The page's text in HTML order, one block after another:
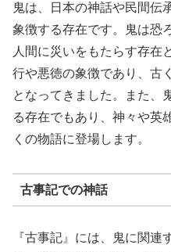
鬼は、日本の神話や民間伝
象徴する存在です。鬼は恐
人間に災いをもたらす存在
行や悪徳の象徴であり、古
となってきました。また、
る存在でもあり、神々や英
くの物語に登場します。
古事記での神話
『古事記』には、鬼に関連